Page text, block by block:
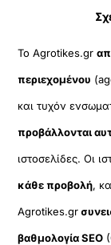
Το Agrotikes.gr
περιεχομένου
και τυχόν
προβάλλονται
ιστοσελίδες. Οι
κάθε προβολή,
Agrotikes.gr
βαθμολογία SEO